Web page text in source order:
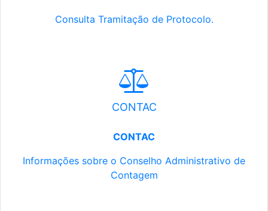
Consulta Tramitação de Protocolo.
CONTAC
CONTAC
Informações sobre o Conselho Administrativo de
Contagem